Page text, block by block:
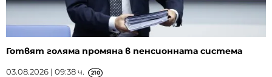
Готвят голяма промяна в пенсионната система
03.08.2026 | 09:38 ч. 210